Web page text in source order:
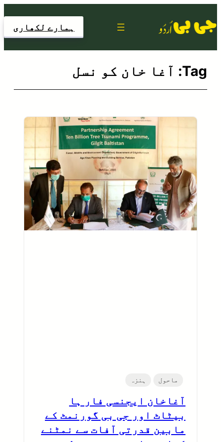
to
ہمارے لکھاری
Tag: آغا خان کو نسل
ماحول ہنزہ
آغاخان ایجنسی فار ہا
بیٹاٹ اور جی بی گورنمٹ کے
مابین قدرتی آفات سے نمٹنے